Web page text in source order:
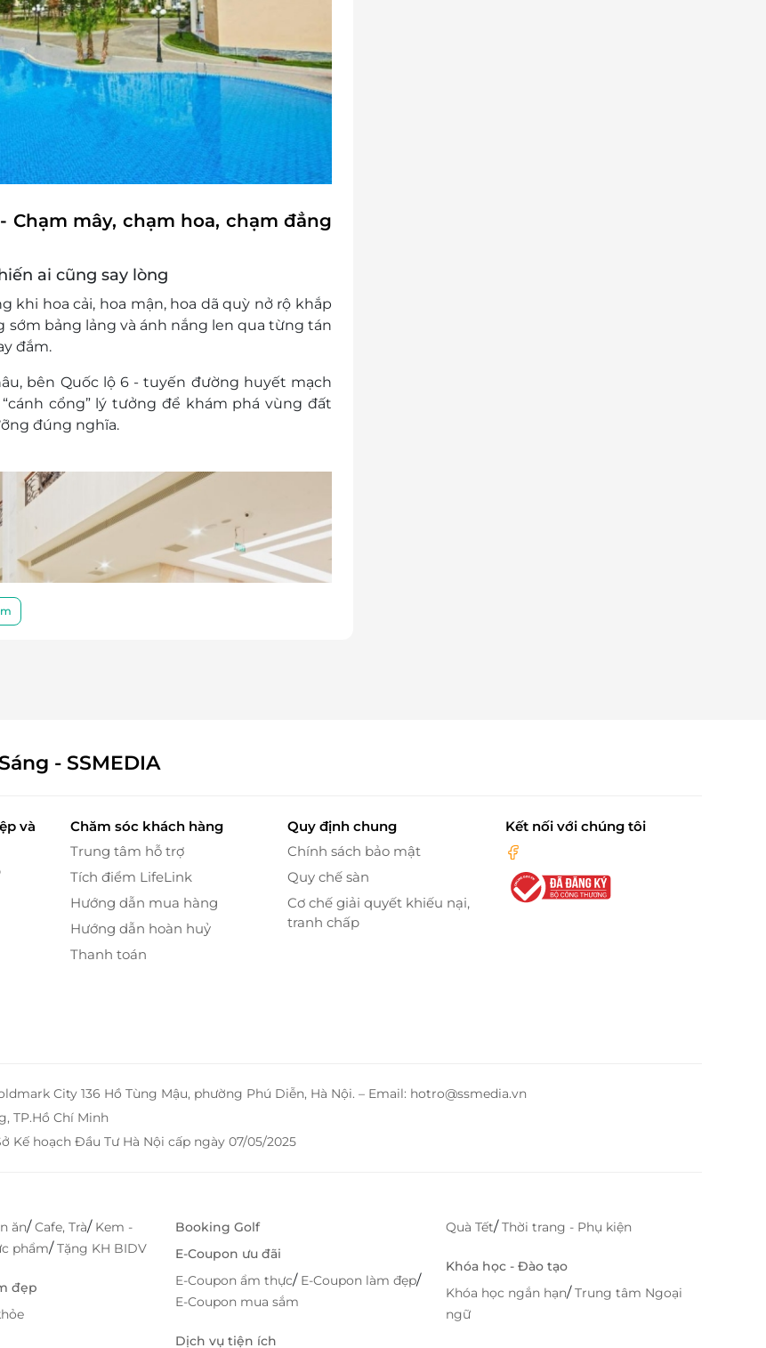
Coupon
thành tiền mặt, không trả lại tiền thừa.
mại khác
Chạm mây, chạm hoa, chạm đẳng
ai cũng say lòng
khi hoa cải, hoa mận, hoa dã quỳ nở rộ khắp
bảng lảng và ánh nắng len qua từng tán
đắm.
bên Quốc lộ 6 - tuyến đường huyết mạch
cổng” lý tưởng để khám phá vùng đất
đúng nghĩa.
cấp và bình yên
Mộc Châu 4 sao chính là phòng Executive
sự sang trọng, riêng tư và tiện nghi bậc nhất.
phong cách hiện đại pha nét ấm áp Á
khách và phòng ngủ tách biệt mang đến
- SSMEDIA
và
Chăm sóc khách hàng
Trung tâm hỗ trợ
Tích điểm LifeLink
Hướng dẫn mua hàng
Hướng dẫn hoàn huỷ
Thanh toán
Quy định chung
Chính sách bảo mật
Quy chế sàn
Cơ chế giải quyết khiếu nại,
tranh chấp
Kết nối với chúng tôi
City 136 Hồ Tùng Mậu, phường Phú Diễn, Hà Nội. – Email: hotro@ssmedia.vn
TP.Hồ Chí Minh
Kế hoạch Đầu Tư Hà Nội cấp ngày 07/05/2025
ăn/Cafe, Trà/ Kem -
phẩm/Tặng KH BIDV
đẹp
Booking Golf
E-Coupon ưu đãi
E-Coupon ẩm thực/ E-Coupon làm đẹp/
E-Coupon mua sắm
Dịch vụ tiện ích
Quà Tết/Thời trang - Phụ kiện
Khóa học - Đào tạo
Khóa học ngắn hạn/Trung tâm Ngoại
ngữ